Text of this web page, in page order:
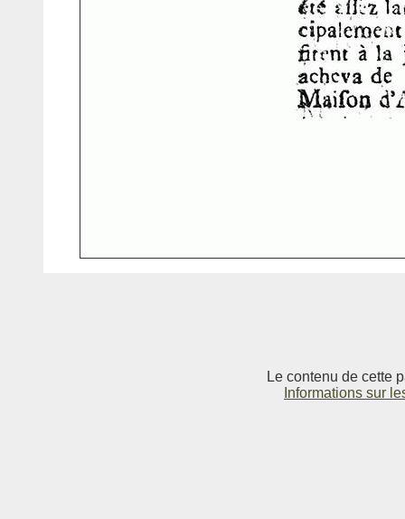
Le contenu de cette
Informations sur